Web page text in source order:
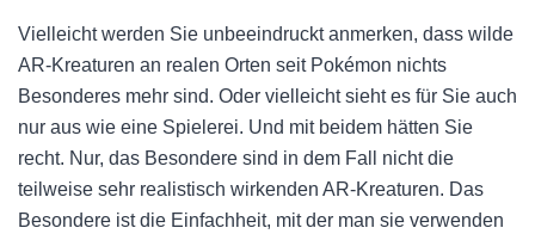
Vielleicht werden Sie unbeeindruckt anmerken, dass wilde
AR-Kreaturen an realen Orten seit Pokémon nichts
Besonderes mehr sind. Oder vielleicht sieht es für Sie auch
nur aus wie eine Spielerei. Und mit beidem hätten Sie
recht. Nur, das Besondere sind in dem Fall nicht die
teilweise sehr realistisch wirkenden AR-Kreaturen. Das
Besondere ist die Einfachheit, mit der man sie verwenden